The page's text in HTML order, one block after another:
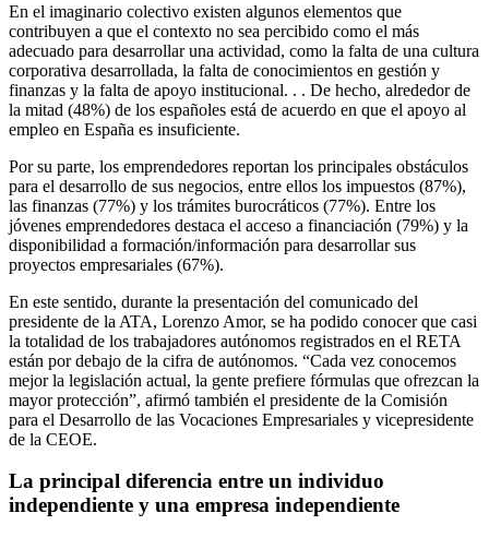
En el imaginario colectivo existen algunos elementos que
contribuyen a que el contexto no sea percibido como el más
adecuado para desarrollar una actividad, como la falta de una cultura
corporativa desarrollada, la falta de conocimientos en gestión y
finanzas y la falta de apoyo institucional. . . De hecho, alrededor de
la mitad (48%) de los españoles está de acuerdo en que el apoyo al
empleo en España es insuficiente.
Por su parte, los emprendedores reportan los principales obstáculos
para el desarrollo de sus negocios, entre ellos los impuestos (87%),
las finanzas (77%) y los trámites burocráticos (77%). Entre los
jóvenes emprendedores destaca el acceso a financiación (79%) y la
disponibilidad a formación/información para desarrollar sus
proyectos empresariales (67%).
En este sentido, durante la presentación del comunicado del
presidente de la ATA, Lorenzo Amor, se ha podido conocer que casi
la totalidad de los trabajadores autónomos registrados en el RETA
están por debajo de la cifra de autónomos. “Cada vez conocemos
mejor la legislación actual, la gente prefiere fórmulas que ofrezcan la
mayor protección”, afirmó también el presidente de la Comisión
para el Desarrollo de las Vocaciones Empresariales y vicepresidente
de la CEOE.
La principal diferencia entre un individuo
independiente y una empresa independiente